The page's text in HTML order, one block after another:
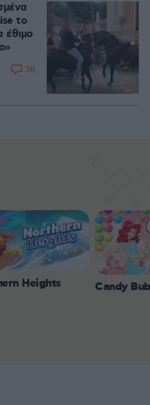
to
έθιμο
38
Heights Candy